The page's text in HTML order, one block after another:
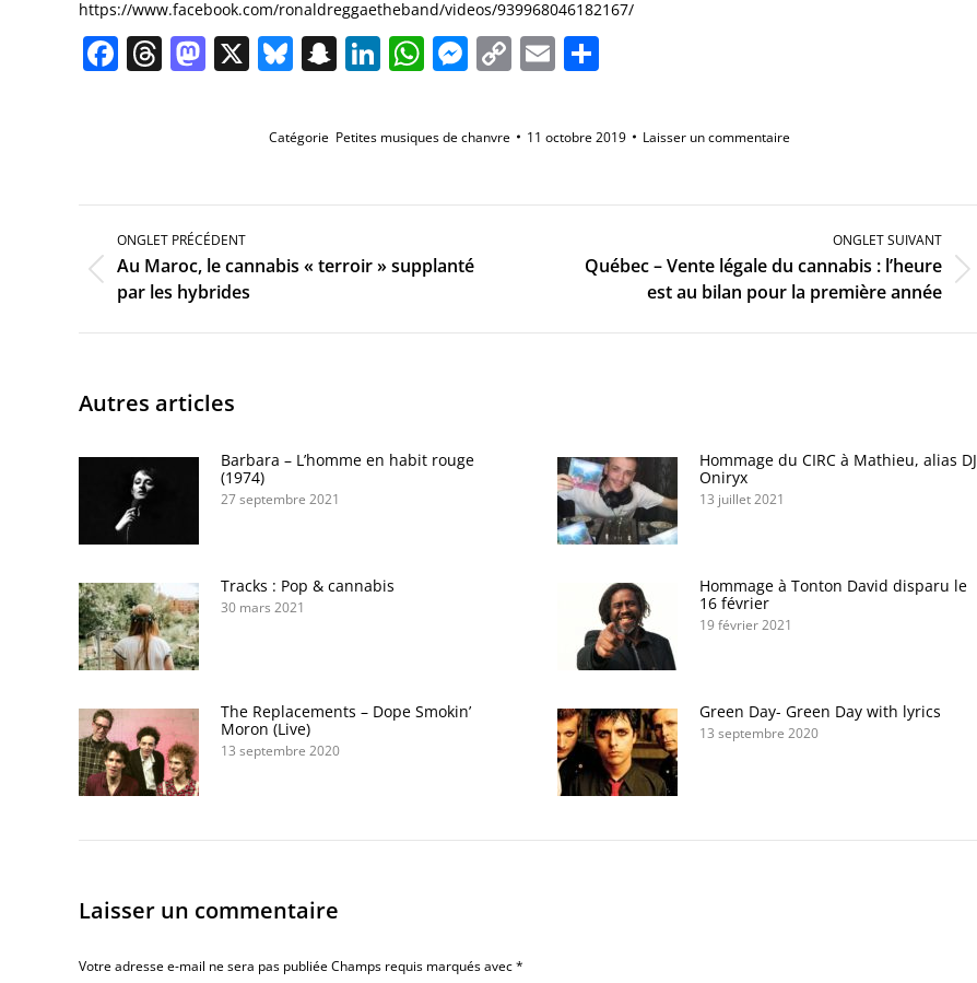
https://www.facebook.com/ronaldreggaetheband/videos/939968046182167/
Facebook
Threads
Mastodon
X Bluesky
Snapchat
LinkedIn
WhatsApp
Messenger
Copy
Link
Email
Catégorie Petites musiques de chanvre 11 octobre 2019 Laisser un commentaire
Navigation
commentaire
ONGLET PRÉCÉDENT
Onglet
précédent
Au Maroc, le cannabis « terroir » supplanté
par les hybrides
ONGLET SUIVANT
Onglet
Québec – Vente légale du cannabis : l’heure
est au bilan pour la première année
Autres articles
Barbara – L’homme en habit rouge
(1974)
27 septembre 2021
Hommage du CIRC à Mathieu, alias DJ
Oniryx
13 juillet 2021
Tracks : Pop & cannabis
30 mars 2021
Hommage à Tonton David disparu le
16 février
19 février 2021
The Replacements – Dope Smokin’
Moron (Live)
13 septembre 2020
Green Day- Green Day with lyrics
13 septembre 2020
Laisser un commentaire
Votre adresse e-mail ne sera pas publiée Champs requis marqués avec*